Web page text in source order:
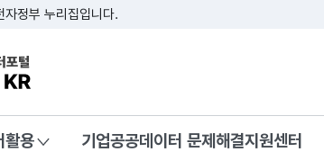
정부 누리집입니다.
이터포털
활용 기업공공데이터 문제해결지원센터